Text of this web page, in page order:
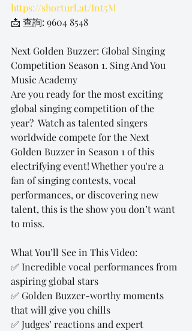
https://shorturl.at/Int5M
📩 查詢: 9604 8548
Next Golden Buzzer: Global Singing
Competition Season 1. Sing And You
Music Academy
Are you ready for the most exciting
global singing competition of the
year?  Watch as talented singers
worldwide compete for the Next
Golden Buzzer in Season 1 of this
electrifying event! Whether you're a
fan of singing contests, vocal
performances, or discovering new
talent, this is the show you don’t want
to miss.
What You’ll See in This Video:
✅ Incredible vocal performances from
aspiring global stars
✅ Golden Buzzer-worthy moments
that will give you chills
✅ Judges’ reactions and expert